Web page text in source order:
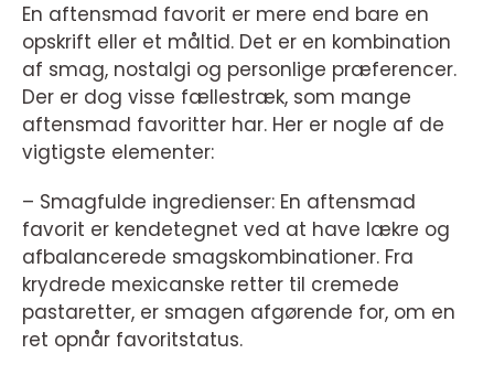
En aftensmad favorit er mere end bare en
opskrift eller et måltid. Det er en kombination
af smag, nostalgi og personlige præferencer.
Der er dog visse fællestræk, som mange
aftensmad favoritter har. Her er nogle af de
vigtigste elementer:
– Smagfulde ingredienser: En aftensmad
favorit er kendetegnet ved at have lækre og
afbalancerede smagskombinationer. Fra
krydrede mexicanske retter til cremede
pastaretter, er smagen afgørende for, om en
ret opnår favoritstatus.